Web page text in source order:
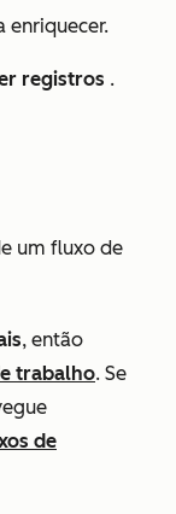
enriquecer.
registros .
um fluxo de
, então
trabalho. Se
de